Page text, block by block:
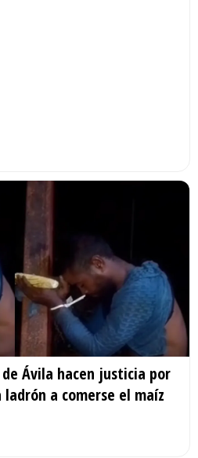
de Ávila hacen justicia por
a comerse el maíz